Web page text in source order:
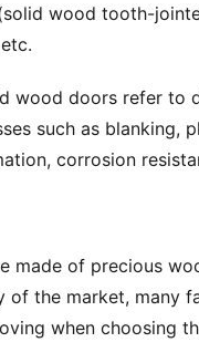
such as blanking,
corrosion
made of precious
of the market, many
when choosing